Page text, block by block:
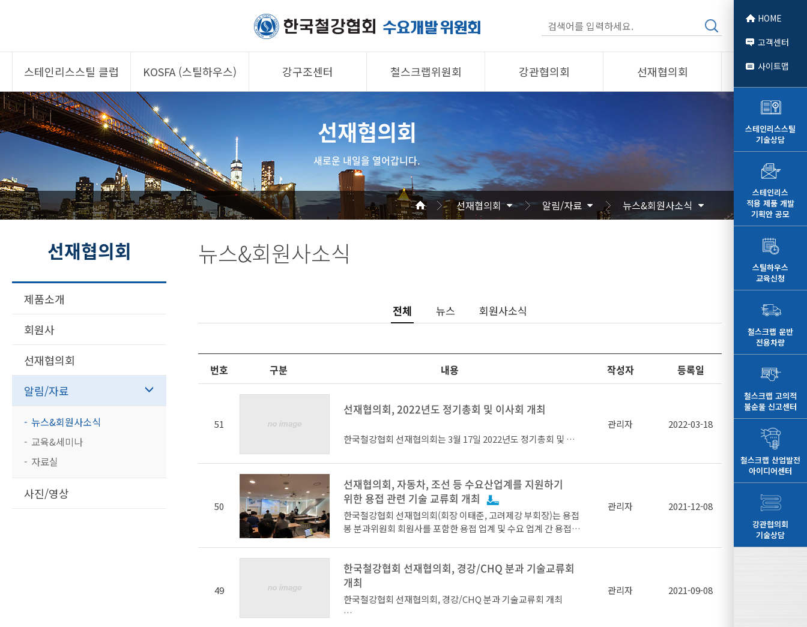
스테인리스스틸 클럽
제품소개
회원사
클럽 소개
사진/영상
제품 기획안 상시
공모
KOSFA (스틸하우스)
제품소개
회원사
KOSFA
알림/자료
사진/영상
강구조센터
알림/자료
사진/영상
철스크랩위원회
제품소개
회원사
알림/자료
사진/영상
강관협의회
회원사
협의회 소개
공지/자료
기술자문
사진/영상
선재협의회
선재협의회
알림/자료
사진/영상
선재협의회
새로운 내일을 열어갑니다.
선재협의회 알림/자료 뉴스&회원사소식
선재협의회
제품소개
회원사
선재협의회
알림/자료
뉴스&회원사소식
교육&세미나
자료실
사진/영상
뉴스&회원사소식
전체 뉴스 회원사소식
번호 구분 내용 작성자 등록일
51
선재협의회, 2022년도 정기총회 및 이사회 개최
한국철강협회 선재협의회는 3월 17일 2022년도 정기총회 및 이
고 밝혔다.
선재협의회 초대 회장을 역임했던 박재천 회장은 “대내외 다양한
변화 속에서 다시 회장으로 선출되어 막중한 책임감을 느낀다”라
고 말하며 “국내 선재업계의 성장에 질적으로 기여할 수 있도록
한편, 이날 선재협의회는 2022년도 사업방향으로 신재생 에너지
관리자 2022-03-18
50
선재협의회, 자동차, 조선 등 수요산업계를 지원하기
위한 용접 관련 기술 교류회 개최
한국철강협회 선재협의회(회장 이태준, 고려제강 부회장)는 용접
봉 분과위원회 회원사를 포함한 용접 업계 및 수요 업계 간 용접
기술교류회를 개최하였다.
관리자 2021-12-08
49
한국철강협회 선재협의회, 경강/CHQ 분과 기술교류회
개최
한국철강협회 선재협의회, 경강/CHQ 분과 기술교류회 개최
관리자 2021-09-08
HOME
고객센터
사이트맵
스테인리스스틸
기술상담
스테인리스
적용 제품 개발
기획안 공모
스틸하우스
교육신청
철스크랩 운반
전용차량
철스크랩 고의적
불순물 신고센터
철스크랩 산업발전
아이디어센터
강관협의회
기술상담